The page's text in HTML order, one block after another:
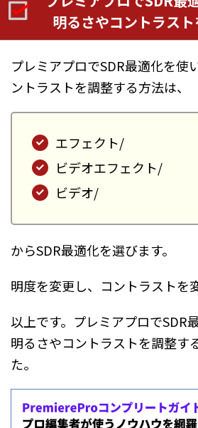
明るさやコントラス
プレミアプロでSDR最適化を使
ントラストを調整する方法は、
エフェクト/
ビデオエフェクト/
ビデオ/
からSDR最適化を選びます。
明度を変更し、コントラストを
以上です。プレミアプロでSDR
明るさやコントラストを調整す
た。